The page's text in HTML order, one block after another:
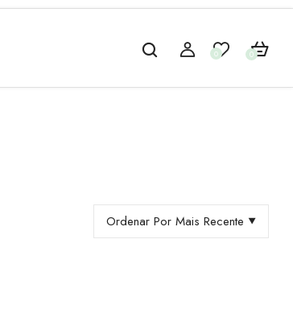
0 0
Ordenar Por Mais Recente